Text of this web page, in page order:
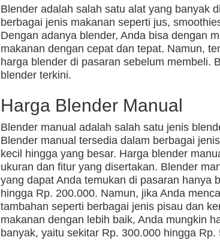
Blender adalah salah satu alat yang banyak
berbagai jenis makanan seperti jus,
Dengan adanya blender, Anda bisa dengan
makanan dengan cepat dan tepat. Namun,
harga blender di pasaran sebelum membeli.
blender terkini.
Harga Blender Manual
Blender manual adalah salah satu jenis
Blender manual tersedia dalam berbagai
kecil hingga yang besar. Harga blender
ukuran dan fitur yang disertakan. Blender
yang dapat Anda temukan di pasaran hanya
hingga Rp. 200.000. Namun, jika Anda
tambahan seperti berbagai jenis pisau dan
makanan dengan lebih baik, Anda mungkin
banyak, yaitu sekitar Rp. 300.000 hingga Rp.